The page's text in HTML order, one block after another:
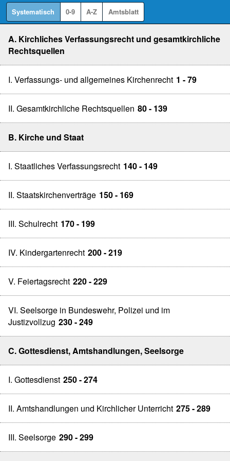
Systematisch 0-9 A-Z Amtsblatt
A. Kirchliches Verfassungsrecht und gesamtkirchliche
Rechtsquellen
I. Verfassungs- und allgemeines Kirchenrecht 1 - 79
II. Gesamtkirchliche Rechtsquellen 80 - 139
B. Kirche und Staat
I. Staatliches Verfassungsrecht 140 - 149
II. Staatskirchenverträge 150 - 169
III. Schulrecht 170 - 199
IV. Kindergartenrecht 200 - 219
V. Feiertagsrecht 220 - 229
VI. Seelsorge in Bundeswehr, Polizei und im
Justizvollzug 230 - 249
C. Gottesdienst, Amtshandlungen, Seelsorge
I. Gottesdienst 250 - 274
II. Amtshandlungen und Kirchlicher Unterricht 275 - 289
III. Seelsorge 290 - 299